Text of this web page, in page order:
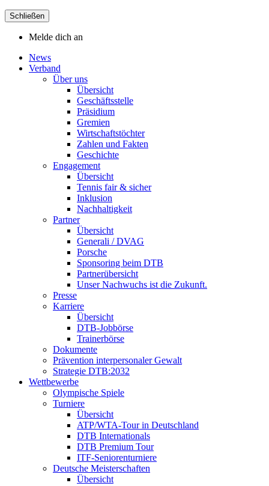
Schließen
Melde dich an
News
Verband
Über uns
Übersicht
Geschäftsstelle
Präsidium
Gremien
Wirtschaftstöchter
Zahlen und Fakten
Geschichte
Engagement
Übersicht
Tennis fair & sicher
Inklusion
Nachhaltigkeit
Partner
Übersicht
Generali / DVAG
Porsche
Sponsoring beim DTB
Partnerübersicht
Unser Nachwuchs ist die Zukunft.
Presse
Karriere
Übersicht
DTB-Jobbörse
Trainerbörse
Dokumente
Prävention interpersonaler Gewalt
Strategie DTB:2032
Wettbewerbe
Olympische Spiele
Turniere
Übersicht
ATP/WTA-Tour in Deutschland
DTB Internationals
DTB Premium Tour
ITF-Seniorenturniere
Deutsche Meisterschaften
Übersicht